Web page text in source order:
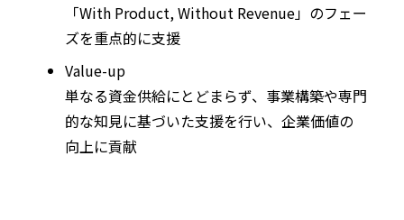
「With Product, Without Revenue」のフェー
ズを重点的に支援
Value-up
単なる資金供給にとどまらず、事業構築や専門
的な知見に基づいた支援を行い、企業価値の
向上に貢献